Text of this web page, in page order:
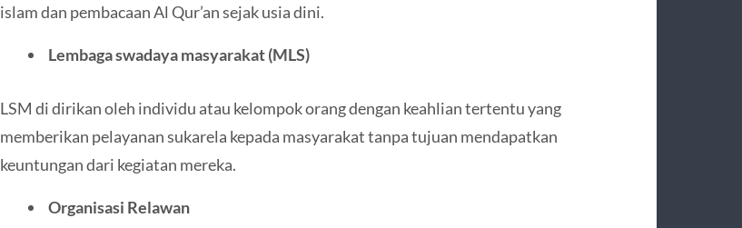
islam dan pembacaan Al Qur’an sejak usia dini.
Lembaga swadaya masyarakat (MLS)
LSM di dirikan oleh individu atau kelompok orang dengan keahlian tertentu yang
memberikan pelayanan sukarela kepada masyarakat tanpa tujuan mendapatkan
keuntungan dari kegiatan mereka.
Organisasi Relawan